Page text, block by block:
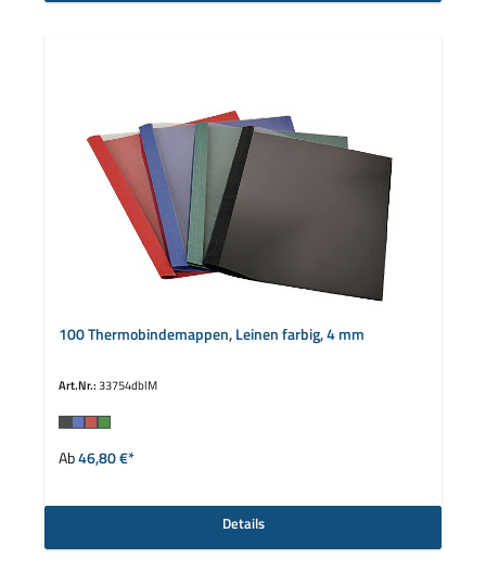
100 Thermobindemappen, Leinen farbig, 4 mm
Art.Nr.:33754dblM
Farbeauswählen
Ab46,80 €*
Details